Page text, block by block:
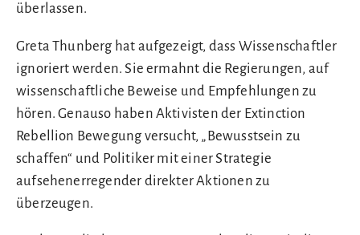
überlassen.
Greta Thunberg hat aufgezeigt, dass Wissenschaftler
ignoriert werden. Sie ermahnt die Regierungen, auf
wissenschaftliche Beweise und Empfehlungen zu
hören. Genauso haben Aktivisten der Extinction
Rebellion Bewegung versucht, „Bewusstsein zu
schaffen“ und Politiker mit einer Strategie
aufsehenerregender direkter Aktionen zu
überzeugen.